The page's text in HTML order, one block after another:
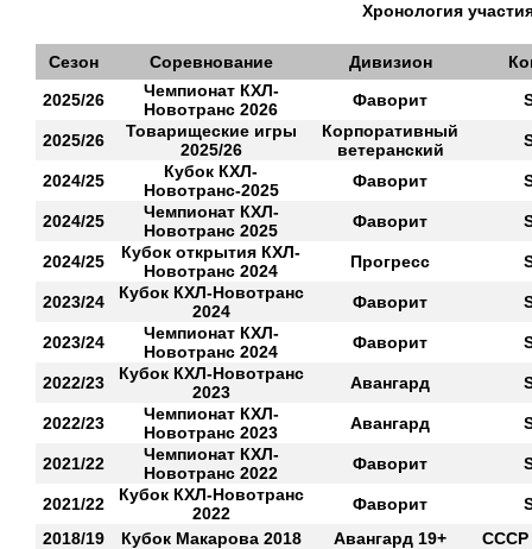
Хронология
Сезон Соревнование Дивизион
2025/26
Чемпионат КХЛ-
Новотранс 2026
Фаворит
2025/26
Товарищеские игры
2025/26
Корпоративный
ветеранский
2024/25
Кубок КХЛ-
Новотранс-2025
Фаворит
2024/25
Чемпионат КХЛ-
Новотранс 2025
Фаворит
2024/25
Кубок открытия КХЛ-
Новотранс 2024
Прогресс
2023/24
Кубок КХЛ-Новотранс
2024
Фаворит
2023/24
Чемпионат КХЛ-
Новотранс 2024
Фаворит
2022/23
Кубок КХЛ-Новотранс
2023
Авангард
2022/23
Чемпионат КХЛ-
Новотранс 2023
Авангард
2021/22
Чемпионат КХЛ-
Новотранс 2022
Фаворит
2021/22
Кубок КХЛ-Новотранс
2022
Фаворит
2018/19
Кубок Макарова 2018 Авангард 19+ СССР